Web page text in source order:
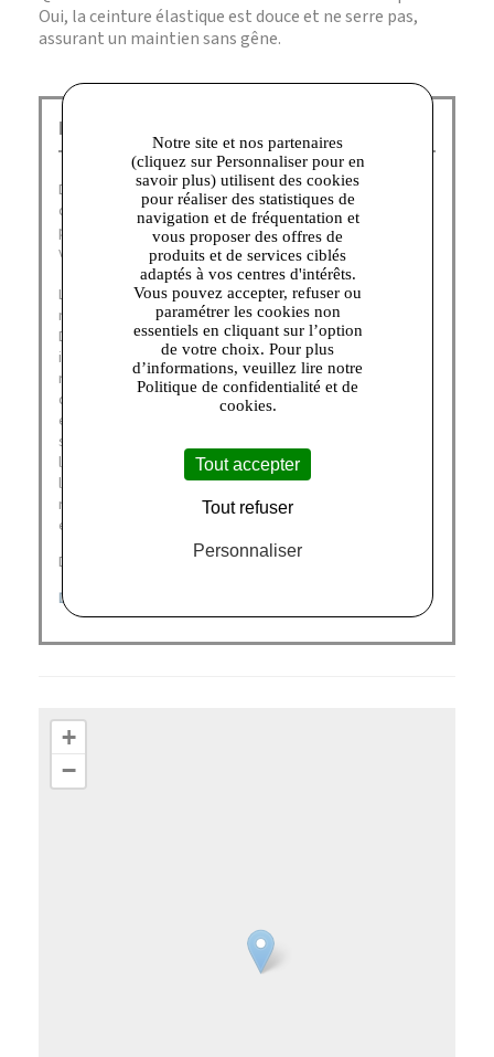
Oui, la ceinture élastique est douce et ne serre pas,
assurant un maintien sans gêne.
Dim Outlet Corbeil :
Depuis plus de soixante ans, DIM fait partie du quotidien
des français, désignée à nouveau comme leur marque
préférée en janvier 2021 (catégories collant, sous-
vêtements homme et lingerie).
La Family DIM aime la liberté, de corps et d’esprit, de
mouvement et de style. Fidèle à ses valeurs originelles,
DIM a participé à l’émancipation des femmes en leur
inventant les collants et plus récemment la culotte de
règles. Marque transgénérationnelle de cœur, DIM œuvre
depuis 10 ans à faire vivre également d’autres priorités
essentielles à ses yeux. Elles se résument en 3 piliers
sur lesquels la marque continue de construire l’avenir :
l’humain, la planète, les produits/le packaging. Avec
l’ambition claire d’être une marque philanthropique qui
respecte la planète et la société dans laquelle elle
évolue.
Découvrez nos catégories :
DERNIÈRES CHANCES
+
−
Notre site et nos partenaires
(cliquez sur Personnaliser pour en
savoir plus) utilisent des cookies
pour réaliser des statistiques de
navigation et de fréquentation et
vous proposer des offres de
produits et de services ciblés
adaptés à vos centres d'intérêts.
Vous pouvez accepter, refuser ou
paramétrer les cookies non
essentiels en cliquant sur l’option
de votre choix. Pour plus
d’informations, veuillez lire notre
Politique de confidentialité et de
cookies.
Tout accepter
Tout refuser
Personnaliser